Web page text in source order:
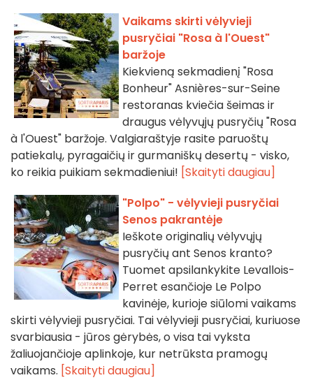
Vaikams skirti vėlyvieji
pusryčiai "Rosa à l'Ouest"
baržoje
Kiekvieną sekmadienį "Rosa
Bonheur" Asnières-sur-Seine
restoranas kviečia šeimas ir
draugus vėlyvųjų pusryčių "Rosa
à l'Ouest" baržoje. Valgiaraštyje rasite paruoštų
patiekalų, pyragaičių ir gurmaniškų desertų - visko,
ko reikia puikiam sekmadieniui! [Skaityti daugiau]
"Polpo" - vėlyvieji pusryčiai
Senos pakrantėje
Ieškote originalių vėlyvųjų
pusryčių ant Senos kranto?
Tuomet apsilankykite Levallois-
Perret esančioje Le Polpo
kavinėje, kurioje siūlomi vaikams
skirti vėlyvieji pusryčiai. Tai vėlyvieji pusryčiai, kuriuose
svarbiausia - jūros gėrybės, o visa tai vyksta
žaliuojančioje aplinkoje, kur netrūksta pramogų
vaikams. [Skaityti daugiau]